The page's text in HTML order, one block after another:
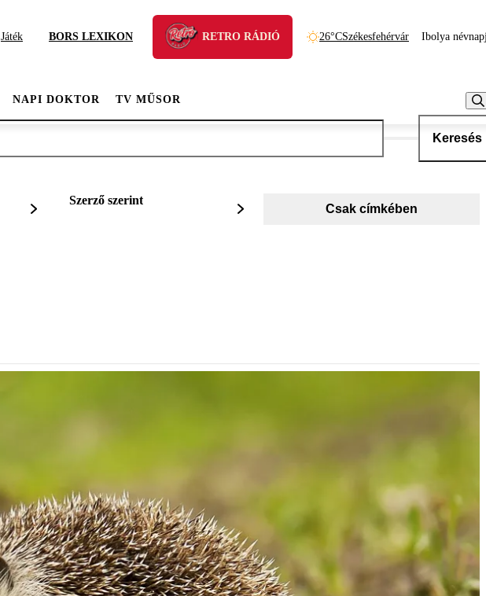
Játék BORS LEXIKON RETRO RÁDIÓ 26°CSzékesfehérvár Ibolya
NAPI DOKTOR TV MŰSOR
Keresés
Szerző szerint
Csak címkében